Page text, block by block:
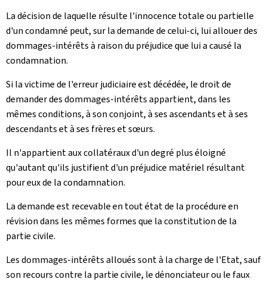
La décision de laquelle résulte l'innocence totale ou partielle
d'un condamné peut, sur la demande de celui-ci, lui allouer des
dommages-intérêts à raison du préjudice que lui a causé la
condamnation.
Si la victime de l'erreur judiciaire est décédée, le droit de
demander des dommages-intérêts appartient, dans les
mêmes conditions, à son conjoint, à ses ascendants et à ses
descendants et à ses frères et sœurs.
Il n'appartient aux collatéraux d'un degré plus éloigné
qu'autant qu'ils justifient d'un préjudice matériel résultant
pour eux de la condamnation.
La demande est recevable en tout état de la procédure en
révision dans les mêmes formes que la constitution de la
partie civile.
Les dommages-intérêts alloués sont à la charge de l'Etat, sauf
son recours contre la partie civile, le dénonciateur ou le faux